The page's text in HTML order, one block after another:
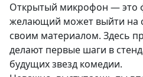
Открытый микрофон — это
желающий может выйти на
своим материалом. Здесь
делают первые шаги в
будущих звезд комедии.